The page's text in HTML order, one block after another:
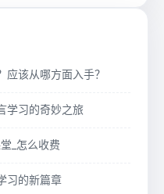
该从哪方面入手？
学习的奇妙之旅
_怎么收费
习的新篇章